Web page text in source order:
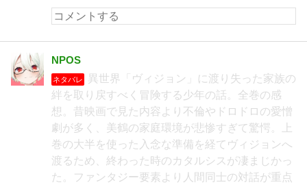
NPOS
ネタバレ
異世界「ヴィジョン」に渡り失った家族の
絆を取り戻すべく冒険する少年の話。全巻の感
想。昔映画で見た内容より不倫やドロドロの愛憎
劇が多く、美鶴の家庭環境が悲惨すぎて驚愕。上
巻の大半を使った入念な準備を経てヴィジョンへ
渡るため、終わった時のカタルシスが凄まじかっ
た。ファンタジー要素より人間同士の対話が重点